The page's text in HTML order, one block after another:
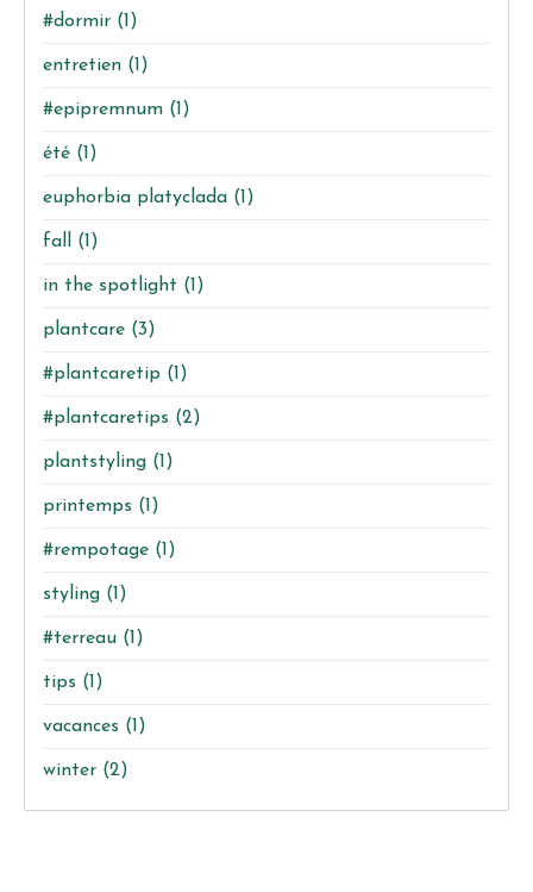
#dormir (1)
entretien (1)
#epipremnum (1)
été (1)
euphorbia platyclada (1)
fall (1)
in the spotlight (1)
plantcare (3)
#plantcaretip (1)
#plantcaretips (2)
plantstyling (1)
printemps (1)
#rempotage (1)
styling (1)
#terreau (1)
tips (1)
vacances (1)
winter (2)